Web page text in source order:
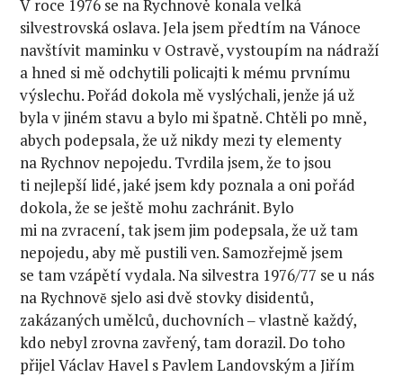
V roce 1976 se na Rychnově konala velká
silvestrovská oslava. Jela jsem předtím na Vánoce
navštívit maminku v Ostravě, vystoupím na nádraží
a hned si mě odchytili policajti k mému prvnímu
výslechu. Pořád dokola mě vyslýchali, jenže já už
byla v jiném stavu a bylo mi špatně. Chtěli po mně,
abych podepsala, že už nikdy mezi ty elementy
na Rychnov nepojedu. Tvrdila jsem, že to jsou
ti nejlepší lidé, jaké jsem kdy poznala a oni pořád
dokola, že se ještě mohu zachránit. Bylo
mi na zvracení, tak jsem jim podepsala, že už tam
nepojedu, aby mě pustili ven. Samozřejmě jsem
se tam vzápětí vydala. Na silvestra 1976/77 se u nás
na Rychnovĕ sjelo asi dvě stovky disidentů,
zakázaných umělců, duchovních ‒ vlastně každý,
kdo nebyl zrovna zavřený, tam dorazil. Do toho
přijel Václav Havel s Pavlem Landovským a Jiřím